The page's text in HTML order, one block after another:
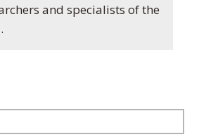
and specialists of the